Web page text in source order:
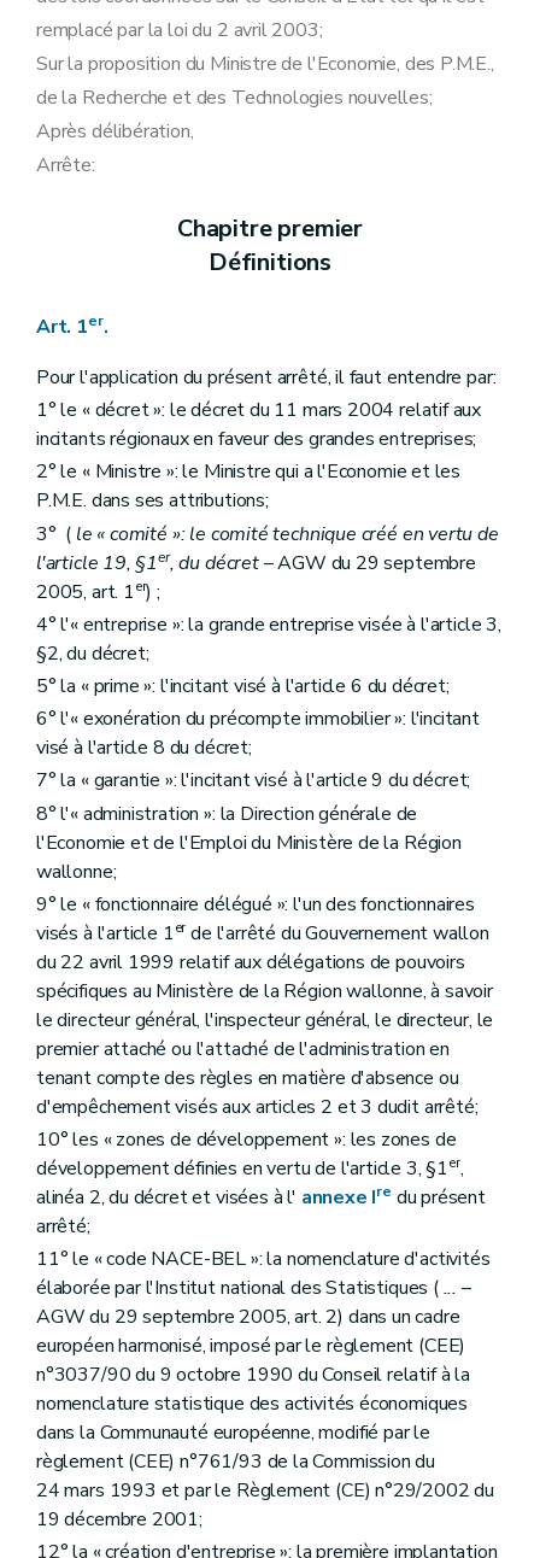
remplacé par la loi du 2 avril 2003;
Sur la proposition du Ministre de l'Economie, des P.M.E.,
de la Recherche et des Technologies nouvelles;
Après délibération,
Arrête:
Chapitre premier
Définitions
Art. 1er.
Pour l'application du présent arrêté, il faut entendre par:
1° le « décret »: le décret du 11 mars 2004 relatif aux
incitants régionaux en faveur des grandes entreprises;
2° le « Ministre »: le Ministre qui a l'Economie et les
P.M.E. dans ses attributions;
3° ( le « comité »: le comité technique créé en vertu de
l'article 19, §1er, du décret– AGW du 29 septembre
2005, art. 1er) ;
4° l'« entreprise »: la grande entreprise visée à l'article 3,
§2, du décret;
5° la « prime »: l'incitant visé à l'article 6 du décret;
6° l'« exonération du précompte immobilier »: l'incitant
visé à l'article 8 du décret;
7° la « garantie »: l'incitant visé à l'article 9 du décret;
8° l'« administration »: la Direction générale de
l'Economie et de l'Emploi du Ministère de la Région
wallonne;
9° le « fonctionnaire délégué »: l'un des fonctionnaires
visés à l'article 1erde l'arrêté du Gouvernement wallon
du 22 avril 1999 relatif aux délégations de pouvoirs
spécifiques au Ministère de la Région wallonne, à savoir
le directeur général, l'inspecteur général, le directeur, le
premier attaché ou l'attaché de l'administration en
tenant compte des règles en matière d'absence ou
d'empêchement visés aux articles 2 et 3 dudit arrêté;
10° les « zones de développement »: les zones de
développement définies en vertu de l'article 3, §1er,
alinéa 2, du décret et visées à l' annexe Ire du présent
arrêté;
11° le « code NACE-BEL »: la nomenclature d'activités
élaborée par l'Institut national des Statistiques (... –
AGW du 29 septembre 2005, art. 2) dans un cadre
européen harmonisé, imposé par le règlement (CEE)
n°3037/90 du 9 octobre 1990 du Conseil relatif à la
nomenclature statistique des activités économiques
dans la Communauté européenne, modifié par le
règlement (CEE) n°761/93 de la Commission du
24 mars 1993 et par le Règlement (CE) n°29/2002 du
19 décembre 2001;
12° la « création d'entreprise »: la première implantation